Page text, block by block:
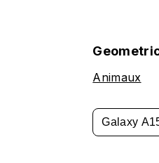
Animaux
Galaxy